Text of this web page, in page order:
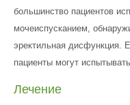
большинство пациентов
мочеиспусканием,
эректильная дисфункция.
пациенты могут
Лечение